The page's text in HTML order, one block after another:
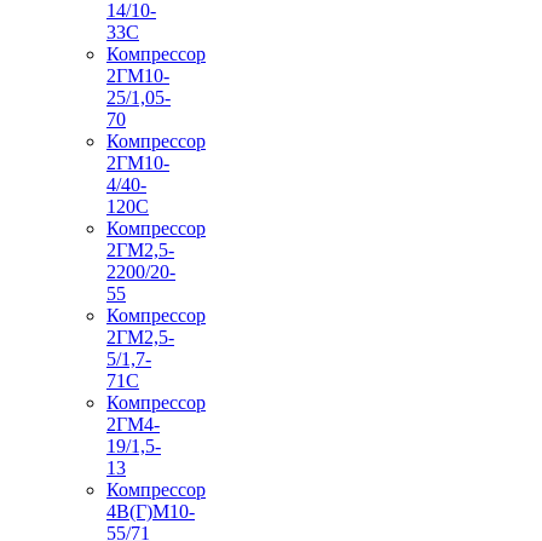
14/10-
33С
Компрессор
2ГМ10-
25/1,05-
70
Компрессор
2ГМ10-
4/40-
120С
Компрессор
2ГМ2,5-
2200/20-
55
Компрессор
2ГМ2,5-
5/1,7-
71С
Компрессор
2ГМ4-
19/1,5-
13
Компрессор
4В(Г)М10-
55/71